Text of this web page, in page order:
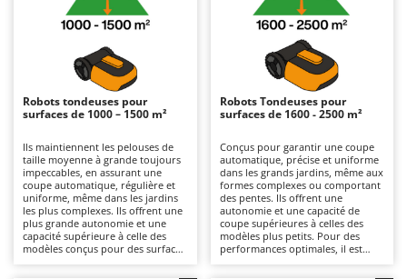
Bennes pour tracteur
Brosses pour sols extérieurs
Brouettes à moteur
Broyeurs à axe horizontal pour tracteur
Butteurs pour tracteur
C
Chargeurs de batterie - Démarreurs
Charrues pour tracteur
Argo
Ariete
Artus
Attila
Ausonia
Awelco
B
Baesso
Bahco
il suffit de : vérifier régulièrement
l'état des lames et de les remplacer
si nécessaire, de nettoyer
régulièrement le système de
coupe et de les entreposer,
pendant l'hiver, dans des endroits
secs et à l'abri, en veillant à ce que
la batterie reste chargée.
Pour préserver leur efficacité, il
est recommandé de vérifier
régulièrement l’état des lames et
de les remplacer lorsqu’elles sont
usées, de nettoyer l’appareil de
coupe et de les stocker dans un
endroit sec et à l’abri pendant
l’hiver, tout en maintenant la
batterie chargée.
Robots tondeuses pour
surfaces de 1000 – 1500 m²
Ils maintiennent les pelouses de
taille moyenne à grande toujours
impeccables, en assurant une
coupe automatique, régulière et
uniforme, même dans les jardins
les plus complexes. Ils offrent une
plus grande autonomie et une
capacité supérieure à celle des
modèles conçus pour des surfaces
Robots Tondeuses pour
surfaces de 1600 - 2500 m²
Conçus pour garantir une coupe
automatique, précise et uniforme
dans les grands jardins, même aux
formes complexes ou comportant
des pentes. Ils offrent une
autonomie et une capacité de
coupe supérieures à celles des
modèles plus petits. Pour des
performances optimales, il est